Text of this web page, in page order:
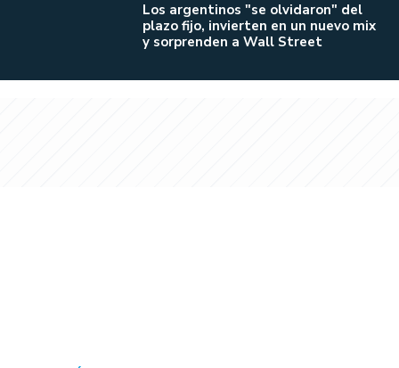
Los argentinos "se olvidaron" del
plazo fijo, invierten en un nuevo mix
y sorprenden a Wall Street